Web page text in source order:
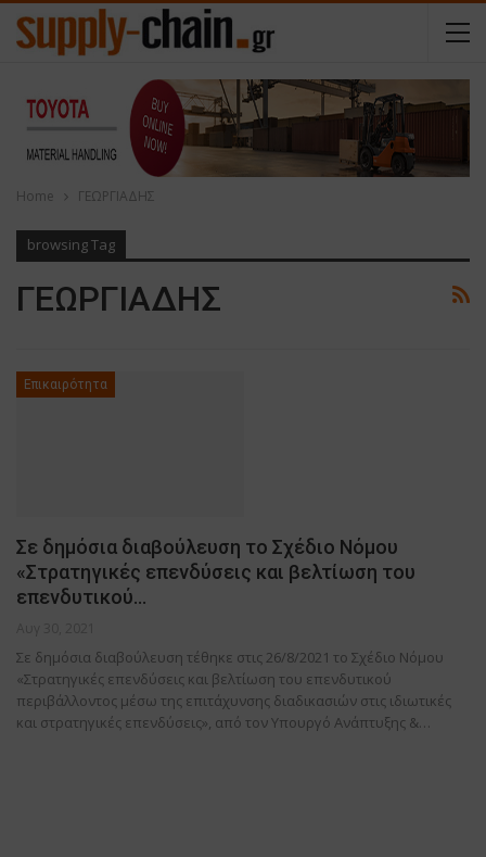
Home ΓΕΩΡΓΙΑΔΗΣ
browsing Tag
ΓΕΩΡΓΙΑΔΗΣ
Επικαιρότητα
Σε δημόσια διαβούλευση το Σχέδιο Νόμου
«Στρατηγικές επενδύσεις και βελτίωση του
επενδυτικού…
Σε δημόσια διαβούλευση τέθηκε στις 26/8/2021 το Σχέδιο Νόμου
«Στρατηγικές επενδύσεις και βελτίωση του επενδυτικού
περιβάλλοντος μέσω της επιτάχυνσης διαδικασιών στις ιδιωτικές
και στρατηγικές επενδύσεις», από τον Υπουργό Ανάπτυξης &…